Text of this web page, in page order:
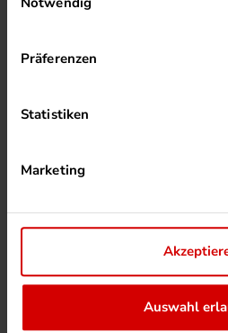
Präferenzen
Statistiken
Marketing
Auswahl